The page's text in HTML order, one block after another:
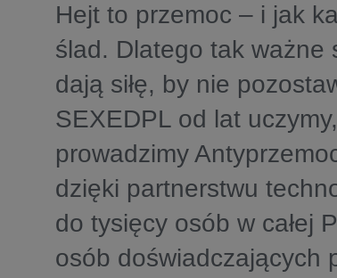
Hejt to przemoc – i jak
ślad. Dlatego tak ważne
dają siłę, by nie
SEXEDPL od lat
prowadzimy
dzięki partnerstwu
do tysięcy osób w całej
osób doświadczających